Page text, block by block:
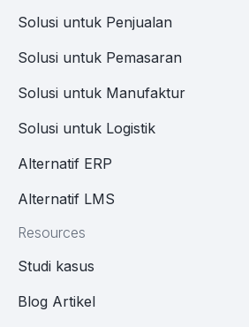
Solusi untuk Penjualan
Solusi untuk Pemasaran
Solusi untuk Manufaktur
Solusi untuk Logistik
Alternatif ERP
Alternatif LMS
Resources
Studi kasus
Blog Artikel